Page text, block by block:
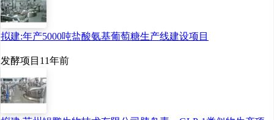
拟建:年产5000吨盐酸氨基葡萄糖生产线建设项目
发酵项目 11年前